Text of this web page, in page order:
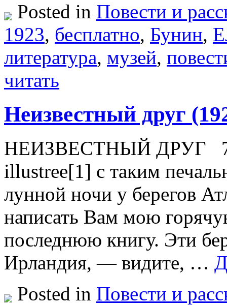
Posted in Повести и
1923, бесплатно, Бунин,
литература, музей,
читать
Неизвестный друг
НЕИЗВЕСТНЫЙ ДРУГ 7
illustree[1] с таким
лунной ночи у берегов
написать Вам мою
последнюю книгу. Эти
Ирландия, — видите, …
Posted in Повести и